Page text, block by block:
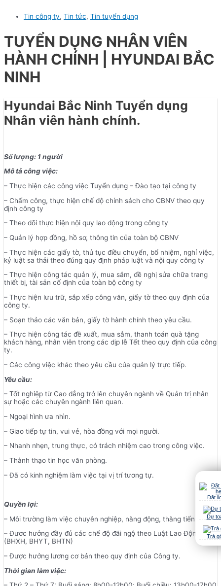
Tin công ty, Tin tức, Tin tuyển dụng
TUYỂN DỤNG NHÂN VIÊN
HÀNH CHÍNH | HYUNDAI BẮC
NINH
Hyundai Bắc Ninh Tuyển dụng
Nhân viên hành chính.
Số lượng: 1 người
Mô tả công việc:
– Thực hiện các công việc Tuyển dụng – Đào tạo tại công ty
– Chấm công, thực hiện chế độ chính sách cho CBNV theo quy
định công ty
– Theo dõi thực hiện nội quy lao động trong công ty
– Quản lý hợp đồng, hồ sơ, thông tin của toàn bộ CBNV
– Thực hiện các giấy tờ, thủ tục điều chuyển, bổ nhiệm, nghỉ việc,
kỷ luật sa thải theo đúng quy định pháp luật và nội quy công ty
– Thực hiện công tác quản lý, mua sắm, đề nghị sửa chữa trang
thiết bị, tài sản cố định của toàn bộ công ty
– Thực hiện lưu trữ, sắp xếp công văn, giấy tờ theo quy định của
công ty.
– Soạn thảo các văn bản, giấy tờ hành chính theo yêu cầu.
– Thực hiện công tác đề xuất, mua sắm, thanh toán quà tặng
khách hàng, nhân viên trong các dịp lễ Tết theo quy định của công
ty.
– Các công việc khác theo yêu cầu của quản lý trực tiếp.
Yêu cầu:
– Tốt nghiệp từ Cao đẳng trở lên chuyên ngành về Quản trị nhân
sự hoặc các chuyên ngành liên quan.
– Ngoại hình ưa nhìn.
– Giao tiếp tự tin, vui vẻ, hòa đồng với mọi người.
– Nhanh nhẹn, trung thực, có trách nhiệm cao trong công việc.
– Thành thạo tin học văn phòng.
– Đã có kinh nghiệm làm việc tại vị trí tương tự.
Quyền lợi:
– Môi trường làm việc chuyên nghiệp, năng động, thăng tiến.
– Đươc hưởng đầy đủ các chế độ đãi ngộ theo Luật Lao Động
(BHXH, BHYT, BHTN)
– Được hưởng lương cơ bản theo quy định của Công ty.
Thời gian làm việc:
Đặt
Dự
Trả